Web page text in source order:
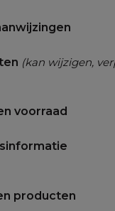
(kan wijzigen,
voorraad
producten